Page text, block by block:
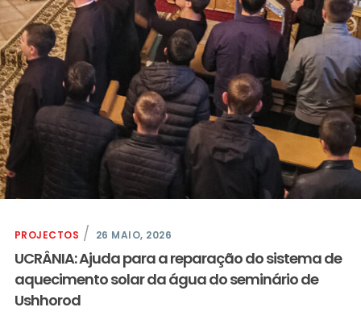
PROJECTOS 26 MAIO, 2026
UCRÂNIA: Ajuda para a reparação do sistema de
aquecimento solar da água do seminário de
Ushhorod